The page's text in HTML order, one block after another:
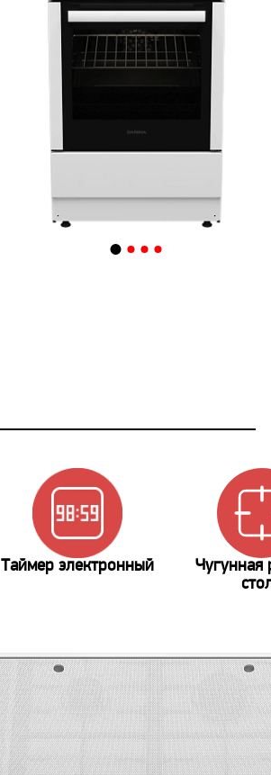
Таймер электронный
Чугунная